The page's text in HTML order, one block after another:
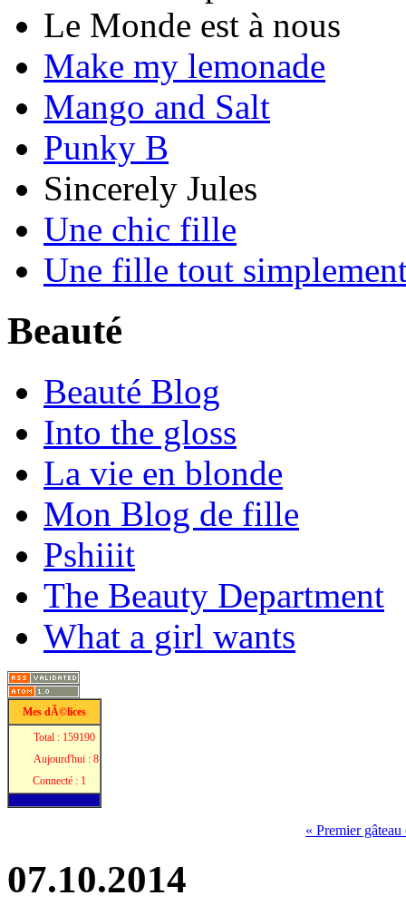
Le Monde est à nous
Make my lemonade
Mango and Salt
Punky B
Sincerely Jules
Une chic fille
Une fille tout
Beauté
Beauté Blog
Into the gloss
La vie en blonde
Mon Blog de fille
Pshiiit
The Beauty Department
What a girl wants
Mes dÃ©lices
Total : 159190
Aujourd'hui : 8
Connecté : 1
« Premier
07.10.2014